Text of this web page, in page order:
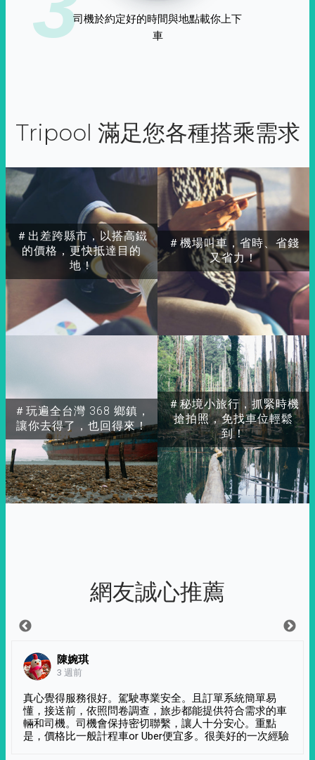
司機於約定好的時間與地點載你上下
車
Tripool 滿足您各種搭乘需求
＃出差跨縣市，以搭高鐵
的價格，更快抵達目的
地！
＃玩遍全台灣 368 鄉鎮，
讓你去得了，也回得來！
＃秘境小旅行，抓緊時機
搶拍照，免找車位輕鬆
到！
＃機場叫車，省時、省錢
又省力！
網友誠心推薦
陳婉琪
3 週前
真心覺得服務很好。駕駛專業安全。且訂單系統簡單易
懂，接送前，依照問卷調查，旅步都能提供符合需求的車
輛和司機。司機會保持密切聯繫，讓人十分安心。重點
是，價格比一般計程車or Uber便宜多。很美好的一次經驗